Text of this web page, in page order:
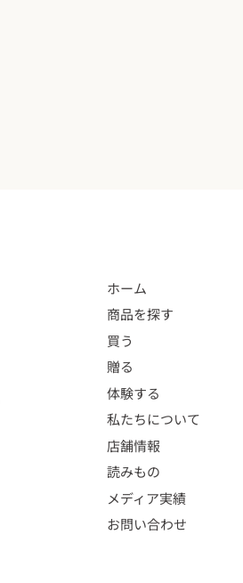
ホーム
商品を探す
買う
贈る
体験する
私たちについて
店舗情報
読みもの
メディア実績
お問い合わせ